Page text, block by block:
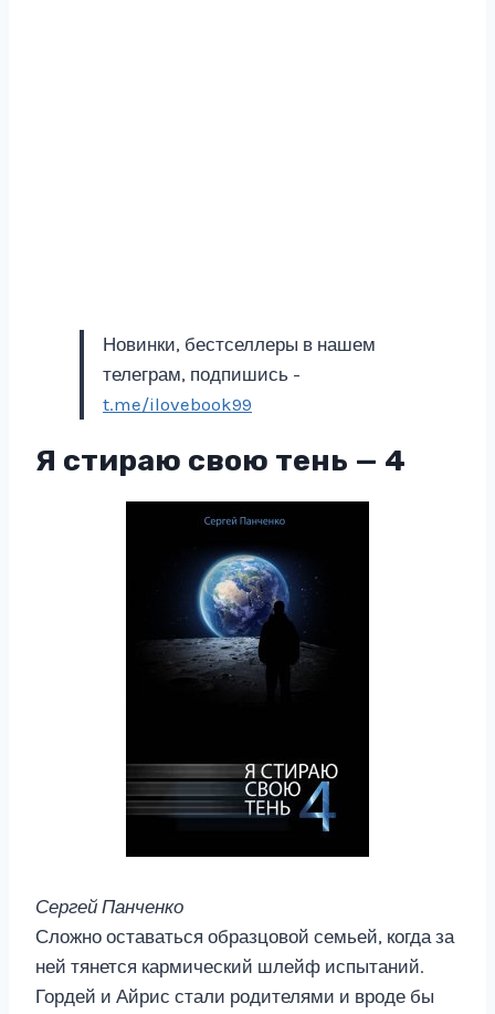
Новинки, бестселлеры в нашем
телеграм, подпишись -
t.me/ilovebook99
Я стираю свою тень — 4
Сергей Панченко
Сложно оставаться образцовой семьей, когда за
ней тянется кармический шлейф испытаний.
Гордей и Айрис стали родителями и вроде бы